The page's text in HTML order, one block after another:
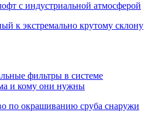
с индустриальной атмосферой
к экстремально крутому склону
фильтры в системе
и кому они нужны
по окрашиванию сруба снаружи